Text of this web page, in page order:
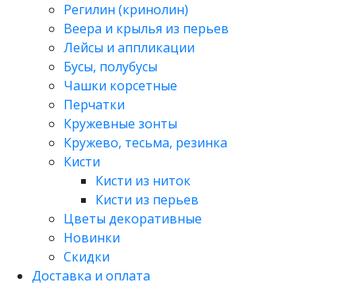
Регилин (кринолин)
Веера и крылья из перьев
Лейсы и аппликации
Бусы, полубусы
Чашки корсетные
Перчатки
Кружевные зонты
Кружево, тесьма, резинка
Кисти
Кисти из ниток
Кисти из перьев
Цветы декоративные
Новинки
Скидки
Доставка и оплата